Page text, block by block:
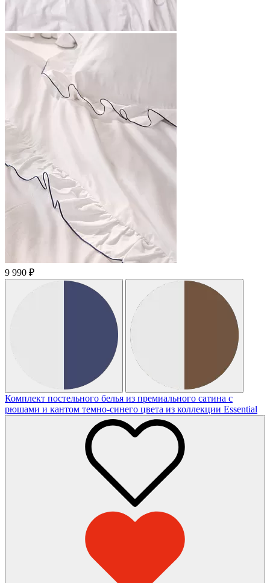
9 990 ₽
Комплект постельного белья из премиального сатина с
рюшами и кантом темно-синего цвета из коллекции Essential